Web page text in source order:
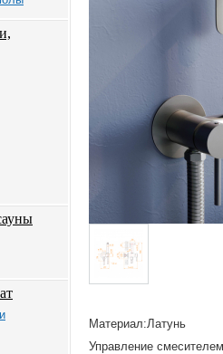
Материал:Латунь
Управление